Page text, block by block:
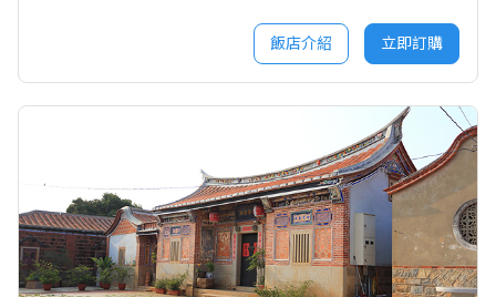
門幸福渡假行館距離慈湖3.4公里<br />距離金門老街3.5公里
飯店介紹 立即訂購